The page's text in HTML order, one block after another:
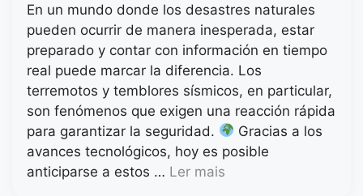
En un mundo donde los desastres naturales
pueden ocurrir de manera inesperada, estar
preparado y contar con información en tiempo
real puede marcar la diferencia. Los
terremotos y temblores sísmicos, en particular,
son fenómenos que exigen una reacción rápida
para garantizar la seguridad.
Gracias a los
avances tecnológicos, hoy es posible
anticiparse a estos … Ler mais